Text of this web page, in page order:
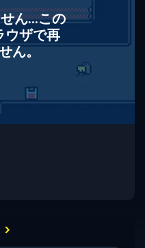
ん...この
ウザで再
ん。